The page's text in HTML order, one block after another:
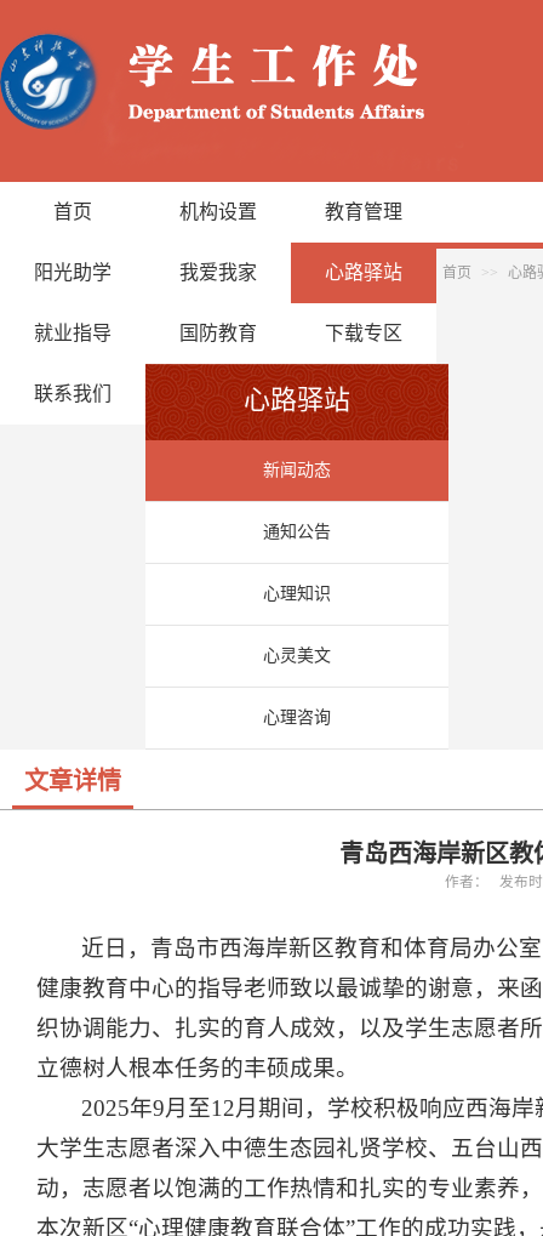
首页 机构设置 教育管理
阳光助学 我爱我家 心路驿站
就业指导 国防教育 下载专区
联系我们
首页 >> 心路
心路驿站
新闻动态
通知公告
心理知识
心灵美文
心理咨询
文章详情
青岛西海岸新区教
作者： 发布
近日，青岛市西海岸新区教育和体育局办公
健康教育中心的指导老师致以最诚挚的谢意，来
织协调能力、扎实的育人成效，以及学生志愿者
立德树人根本任务的丰硕成果。
2025年9月至12月期间，学校积极响应西海
大学生志愿者深入中德生态园礼贤学校、五台山
动，志愿者以饱满的工作热情和扎实的专业素养
本次新区“心理健康教育联合体”工作的成功实践